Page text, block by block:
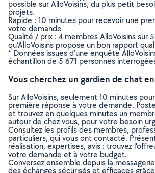
possible sur AlloVoisins, du plus petit
projets.
Rapide : 10 minutes pour recevoir une
votre demande
Qualité / prix : 4 membres AlloVoisins sur
qu’AlloVoisins propose un bon rapport
* Données issues d’une enquête
échantillon de 5 671 personnes
Vous cherchez un gardien de chat
Sur AlloVoisins, seulement 10 minutes
première réponse à votre demande.
et trouvez en quelques minutes un
autour de chez vous, pour votre besoin
Consultez les profils des membres,
particuliers, qui vous ont contacté.
réalisation, expertises, avis : trouvez
votre demande et à votre budget.
Conversez ensemble depuis la
des échanges sécurisés et efficaces